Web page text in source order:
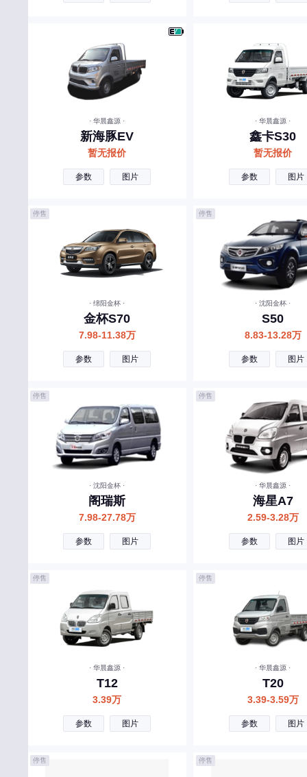
· 华晨鑫源 ·
新海豚EV
暂无报价
参数 图片
· 华晨鑫源 ·
鑫卡S30
暂无报价
参数 图片
· 绵阳金杯 ·
金杯S70
7.98-11.38万
参数 图片
停售
· 沈阳金杯 ·
S50
8.83-13.28万
参数 图片
停售
· 沈阳金杯 ·
阁瑞斯
7.98-27.78万
参数 图片
停售
· 华晨鑫源 ·
海星A7
2.59-3.28万
参数 图片
停售
· 华晨鑫源 ·
T12
3.39万
参数 图片
停售
· 华晨鑫源 ·
T20
3.39-3.59万
参数 图片
停售
停售 停售
马自达
玛莎拉蒂
摩登汽车
南京金龙
Polestar
Q
奇瑞
奇瑞风云
起亚
奇瑞新能源
奇瑞QQ
庆铃汽车
日产